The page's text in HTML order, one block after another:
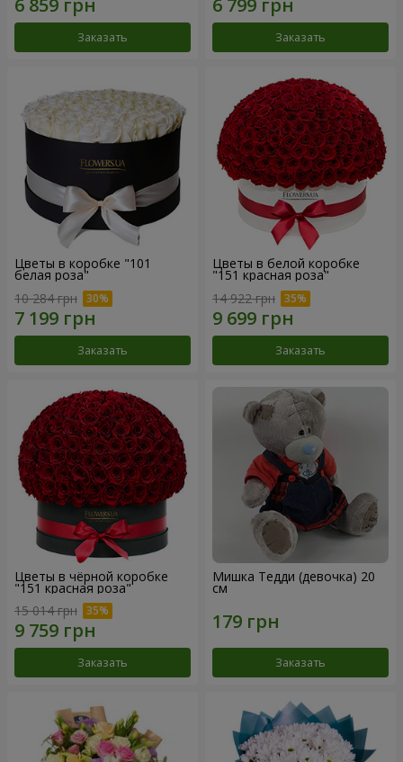
Заказать Заказать
Цветы в коробке "101
белая роза"
10 284 грн
Заказать
Цветы в белой коробке
"151 красная роза"
14 922 грн
Заказать
Цветы в чёрной коробке
"151 красная роза"
15 014 грн
Заказать
Мишка Тедди (девочка) 20
см
Заказать